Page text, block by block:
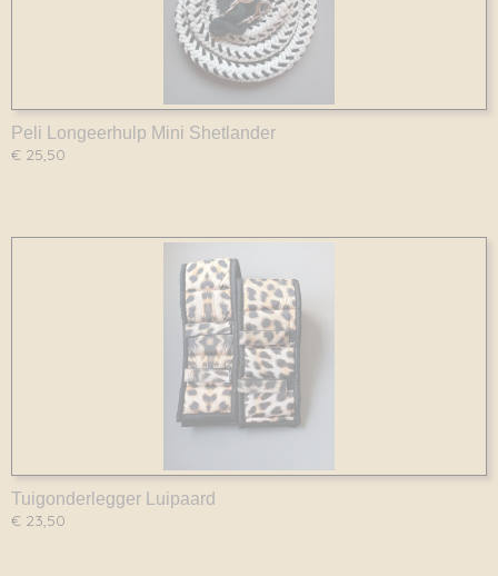
Peli Longeerhulp Mini Shetlander
€ 25,50
Tuigonderlegger Luipaard
€ 23,50